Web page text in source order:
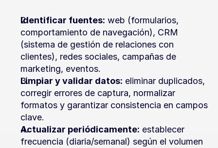
Identificar fuentes: web (formularios,
comportamiento de navegación), CRM
(sistema de gestión de relaciones con
clientes), redes sociales, campañas de
marketing, eventos.
Limpiar y validar datos: eliminar duplicados,
corregir errores de captura, normalizar
formatos y garantizar consistencia en campos
clave.
Actualizar periódicamente: establecer
frecuencia (diaria/semanal) según el volumen